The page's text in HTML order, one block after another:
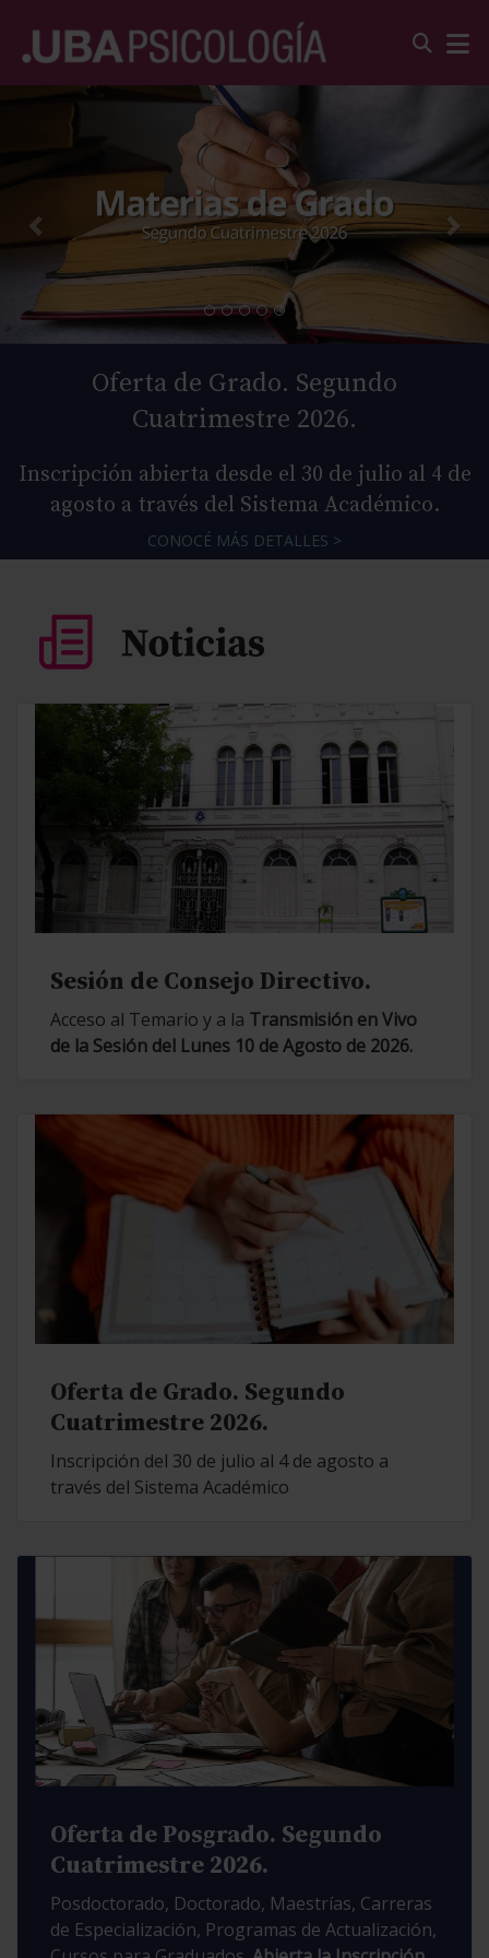
Oferta de Grado. Segundo
Cuatrimestre 2026.
Inscripción abierta desde el 30 de julio al 4 de
agosto a través del Sistema Académico.
CONOCÉ MÁS DETALLES >
Sesión de Consejo Directivo.
Acceso al Temario y a la Transmisión en Vivo
de la Sesión del Lunes 10 de Agosto de 2026.
Oferta de Grado. Segundo
Cuatrimestre 2026.
Inscripción del 30 de julio al 4 de agosto a
través del Sistema Académico
Oferta de Posgrado. Segundo
Cuatrimestre 2026.
Posdoctorado, Doctorado, Maestrías, Carreras
de Especialización, Programas de Actualización,